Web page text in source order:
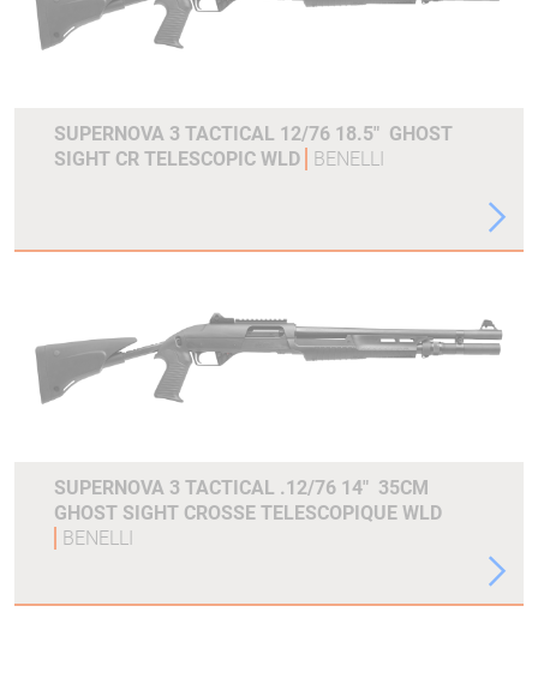
SUPERNOVA 3 TACTICAL 12/76 18.5" GHOST
SIGHT CR TELESCOPIC WLD
BENELLI
SUPERNOVA 3 TACTICAL .12/76 14" 35CM
GHOST SIGHT CROSSE TELESCOPIQUE WLD
BENELLI